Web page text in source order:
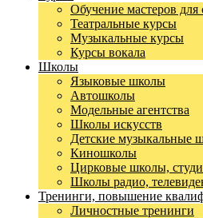
Обучение мастеров для
Театральные курсы
Музыкальные курсы
Курсы вокала
Школы
Языковые школы
Автошколы
Модельные агентства
Школы искусств
Детские музыкальные
Киношколы
Цирковые школы,
Школы радио,
Тренинги, повышение
Личностные тренинги